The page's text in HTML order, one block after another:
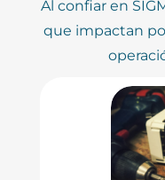
Al confiar en
que impactan